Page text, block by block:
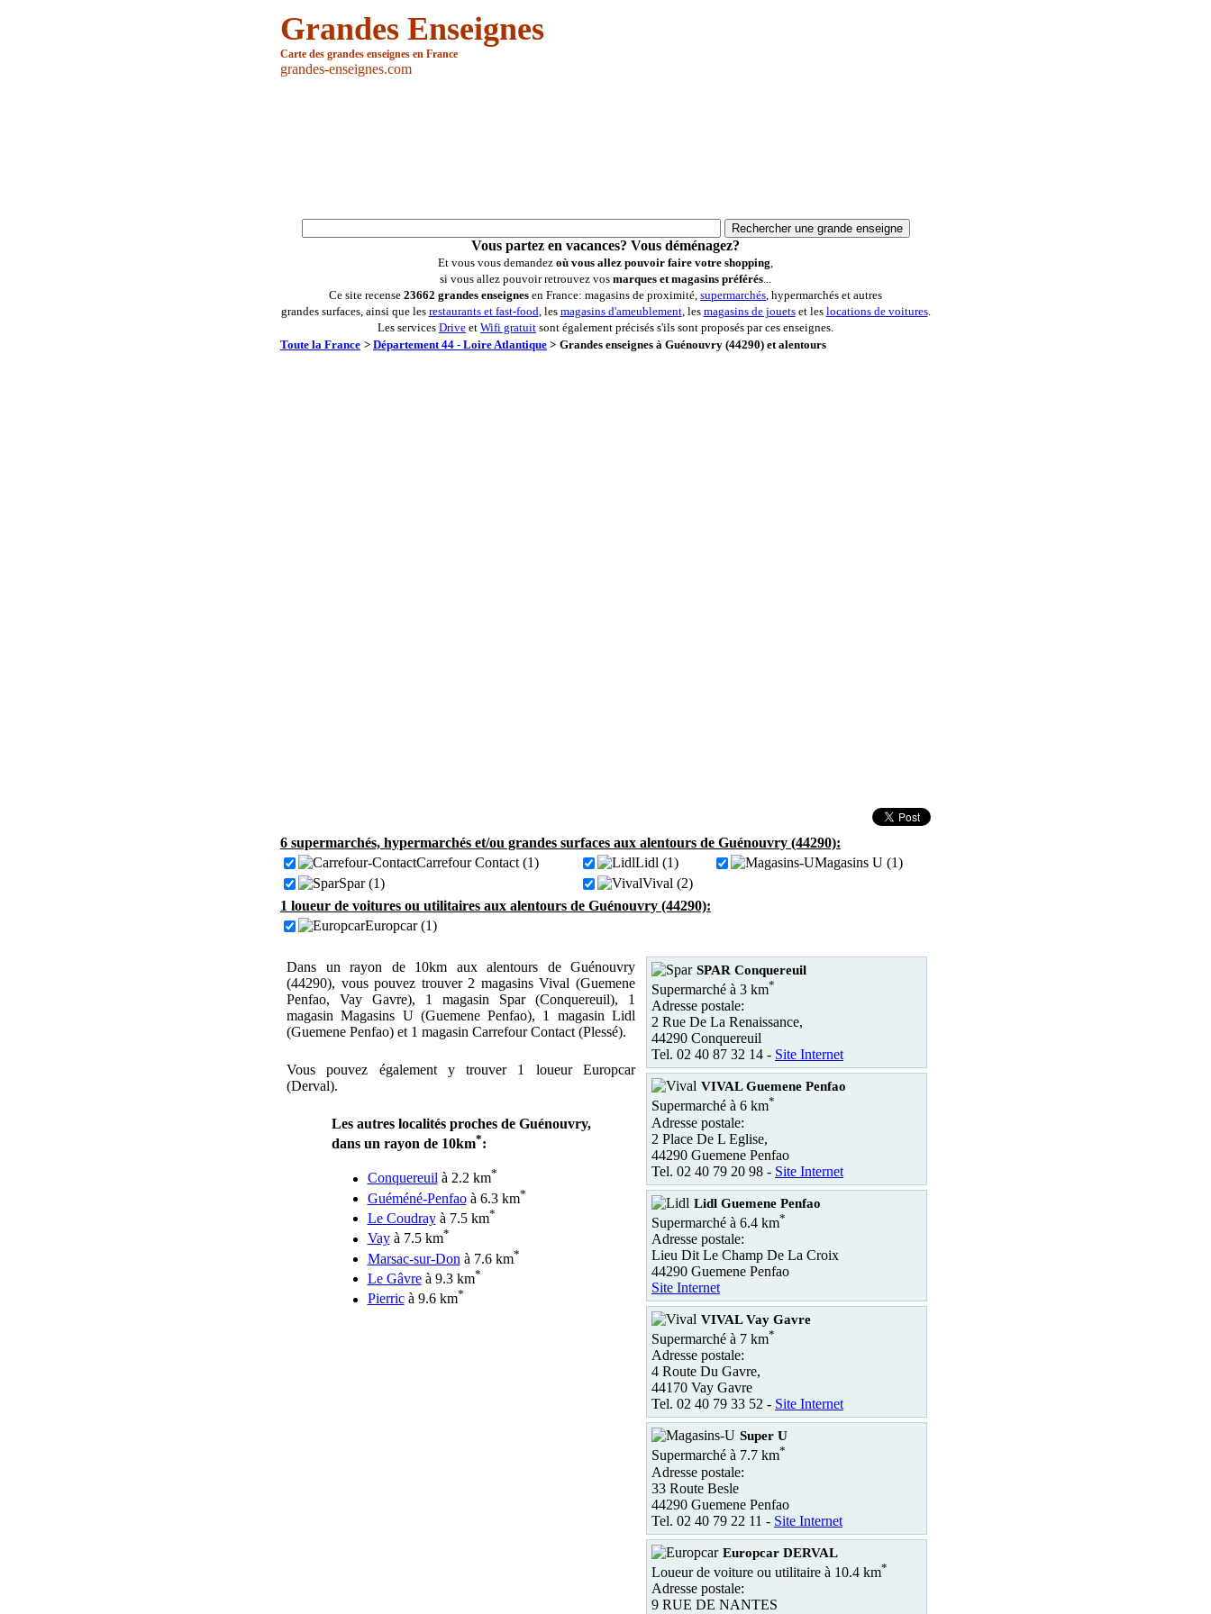
Grandes Enseignes
Carte des grandes enseignes en France
grandes-enseignes.com
Vous partez en vacances? Vous déménagez?
Et vous vous demandez où vous allez pouvoir faire votre shopping,
si vous allez pouvoir retrouvez vos marques et magasins préférés...
Ce site recense 23662 grandes enseignes en France: magasins de proximité, supermarchés, hypermarchés et autres
grandes surfaces, ainsi que les restaurants et fast-food, les magasins d'ameublement, les magasins de jouetset les locations de voitures.
Les services Drive et Wifi gratuit sont également précisés s'ils sont proposés par ces enseignes.
Toute la France > Département 44 - Loire Atlantique > Grandes enseignes à Guénouvry (44290) et alentours
6 supermarchés, hypermarchés et/ou grandes surfaces aux alentours de Guénouvry (44290):
Carrefour Contact (1)
Lidl (1)
Magasins U (1)
Spar (1)
Vival (2)
1 loueur de voitures ou utilitaires aux alentours de Guénouvry (44290):
Europcar (1)
Dans un rayon de 10km aux alentours de Guénouvry
(44290), vous pouvez trouver 2 magasins Vival (Guemene
Penfao, Vay Gavre), 1 magasin Spar (Conquereuil), 1
magasin Magasins U (Guemene Penfao), 1 magasin Lidl
(Guemene Penfao) et 1 magasin Carrefour Contact (Plessé).
Vous pouvez également y trouver 1 loueur Europcar
(Derval).
Les autres localités proches de Guénouvry,
dans un rayon de 10km*:
Conquereuilà 2.2 km*
Guéméné-Penfaoà 6.3 km*
Le Coudrayà 7.5 km*
Vayà 7.5 km*
Marsac-sur-Don à 7.6 km*
Le Gâvreà 9.3 km*
Pierricà 9.6 km*
SPAR Conquereuil
Supermarché à 3 km*
Adresse postale:
2 Rue De La Renaissance,
44290 Conquereuil
Tel. 02 40 87 32 14 - Site Internet
VIVAL Guemene Penfao
Supermarché à 6 km*
Adresse postale:
2 Place De L Eglise,
44290 Guemene Penfao
Tel. 02 40 79 20 98 - Site Internet
Lidl Guemene Penfao
Supermarché à 6.4 km*
Adresse postale:
Lieu Dit Le Champ De La Croix
44290 Guemene Penfao
Site Internet
VIVAL Vay Gavre
Supermarché à 7 km*
Adresse postale:
4 Route Du Gavre,
44170 Vay Gavre
Tel. 02 40 79 33 52 - Site Internet
Super U
Supermarché à 7.7 km*
Adresse postale:
33 Route Besle
44290 Guemene Penfao
Tel. 02 40 79 22 11 - Site Internet
Europcar DERVAL
Loueur de voiture ou utilitaire à 10.4 km*
Adresse postale:
9 RUE DE NANTES